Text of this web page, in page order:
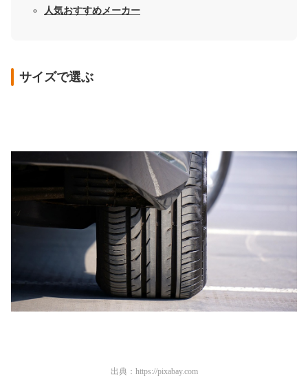
人気おすすめメーカー
サイズで選ぶ
出典： https://pixabay.com